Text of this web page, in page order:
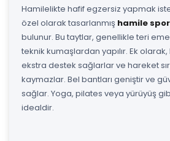
Hamilelikte hafif egzersiz yapmak
özel olarak tasarlanmış hamile
bulunur. Bu taytlar, genellikle teri
teknik kumaşlardan yapılır. Ek
ekstra destek sağlarlar ve hareket
kaymazlar. Bel bantları geniştir ve
sağlar. Yoga, pilates veya yürüyüş
idealdir.